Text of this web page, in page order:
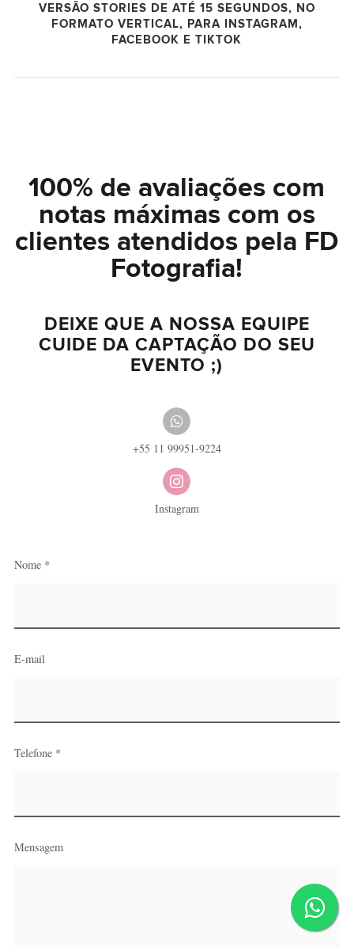
VERSÃO STORIES DE ATÉ 15 SEGUNDOS, NO
FORMATO VERTICAL, PARA INSTAGRAM,
FACEBOOK E TIKTOK
100% de avaliações com
notas máximas com os
clientes atendidos pela FD
Fotografia!
DEIXE QUE A NOSSA EQUIPE
CUIDE DA CAPTAÇÃO DO SEU
EVENTO ;)
+55 11 99951-9224
Instagram
Nome *
E-mail
Telefone *
Mensagem